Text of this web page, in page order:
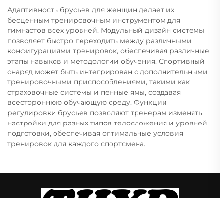
Адаптивность брусьев для женщин делает их
бесценным тренировочным инструментом для
гимнастов всех уровней. Модульный дизайн системы
позволяет быстро переходить между различными
конфигурациями тренировок, обеспечивая различные
этапы навыков и методологии обучения. Спортивный
снаряд может быть интегрирован с дополнительными
тренировочными приспособлениями, такими как
страховочные системы и пенные ямы, создавая
всестороннюю обучающую среду. Функции
регулировки брусьев позволяют тренерам изменять
настройки для разных типов телосложения и уровней
подготовки, обеспечивая оптимальные условия
тренировок для каждого спортсмена.